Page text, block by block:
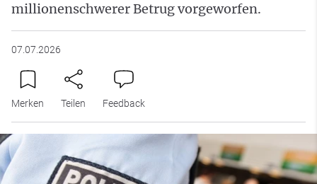
millionenschwerer Betrug vorgeworfen.
07.07.2026
Merken Teilen Feedback